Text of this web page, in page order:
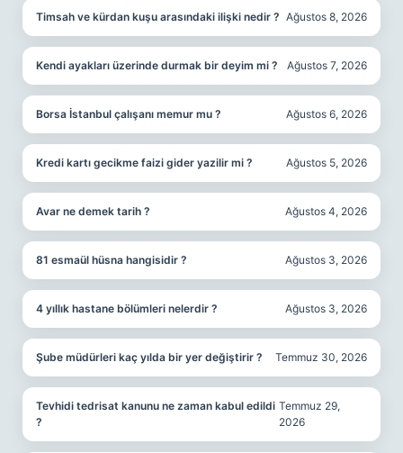
Timsah ve kürdan kuşu arasındaki ilişki nedir ? Ağustos 8, 2026
Kendi ayakları üzerinde durmak bir deyim mi ? Ağustos 7, 2026
Borsa İstanbul çalışanı memur mu ? Ağustos 6, 2026
Kredi kartı gecikme faizi gider yazilir mi ? Ağustos 5, 2026
Avar ne demek tarih ? Ağustos 4, 2026
81 esmaül hüsna hangisidir ? Ağustos 3, 2026
4 yıllık hastane bölümleri nelerdir ? Ağustos 3, 2026
Şube müdürleri kaç yılda bir yer değiştirir ? Temmuz 30, 2026
Tevhidi tedrisat kanunu ne zaman kabul edildi
?
Temmuz 29,
2026